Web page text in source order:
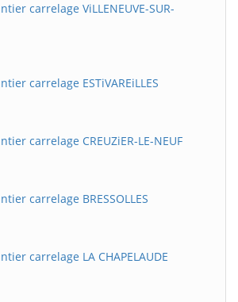
carrelage ViLLENEUVE-SUR-
carrelage ESTiVAREiLLES
carrelage CREUZiER-LE-NEUF
carrelage BRESSOLLES
carrelage LA CHAPELAUDE